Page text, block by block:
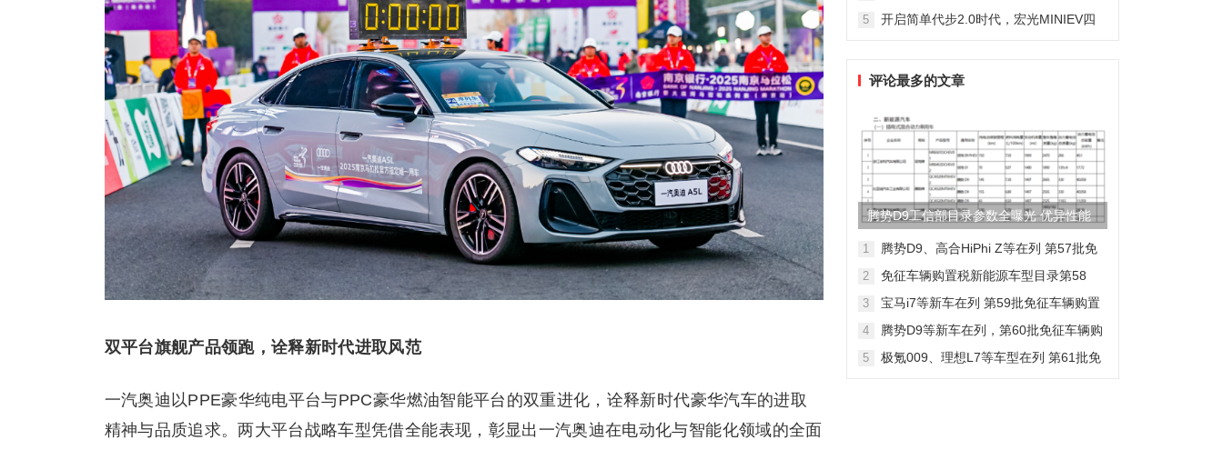
双平台旗舰产品领跑，诠释新时代进取风范
一汽奥迪以PPE豪华纯电平台与PPC豪华燃油智能平台的双重进化，诠释新时代豪华汽车的进取
精神与品质追求。两大平台战略车型凭借全能表现，彰显出一汽奥迪在电动化与智能化领域的全面
线
5
开启简单代步2.0时代，宏光MINIEV四
评论最多的文章
腾势D9工信部目录参数全曝光 优异性能
得以印证
1
腾势D9、高合HiPhi Z等在列 第57批免
2
免征车辆购置税新能源车型目录第58
3
宝马i7等新车在列 第59批免征车辆购置
4
腾势D9等新车在列，第60批免征车辆购
5
极氪009、理想L7等车型在列 第61批免